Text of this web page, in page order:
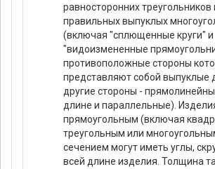
равносторонних треугольников
правильных выпуклых
(включая "сплющенные круги" и
"видоизмененные
противоположные стороны
представляют собой выпуклые
другие стороны -
длине и параллельные).
прямоугольным (включая
треугольным или
сечением могут иметь углы,
всей длине изделия. Толщина